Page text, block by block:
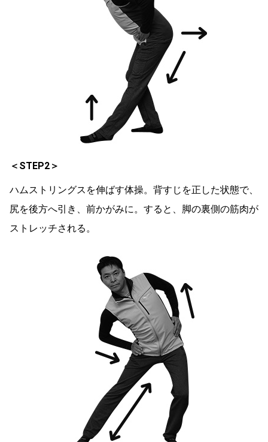
＜STEP2＞
ハムストリングスを伸ばす体操。背すじを正した状態で、
尻を後方へ引き、前かがみに。すると、脚の裏側の筋肉が
ストレッチされる。